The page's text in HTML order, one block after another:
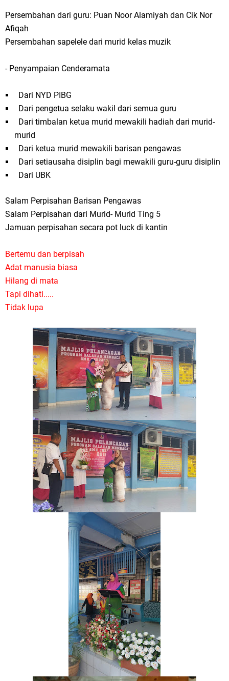
Persembahan dari guru: Puan Noor Alamiyah dan Cik Nor
Afiqah
Persembahan sapelele dari murid kelas muzik
- Penyampaian Cenderamata
Dari NYD PIBG
Dari pengetua selaku wakil dari semua guru
Dari timbalan ketua murid mewakili hadiah dari murid-
murid
Dari ketua murid mewakili barisan pengawas
Dari setiausaha disiplin bagi mewakili guru-guru disiplin
Dari UBK
Salam Perpisahan Barisan Pengawas
Salam Perpisahan dari Murid- Murid Ting 5
Jamuan perpisahan secara pot luck di kantin
Bertemu dan berpisah
Adat manusia biasa
Hilang di mata
Tapi dihati.....
Tidak lupa